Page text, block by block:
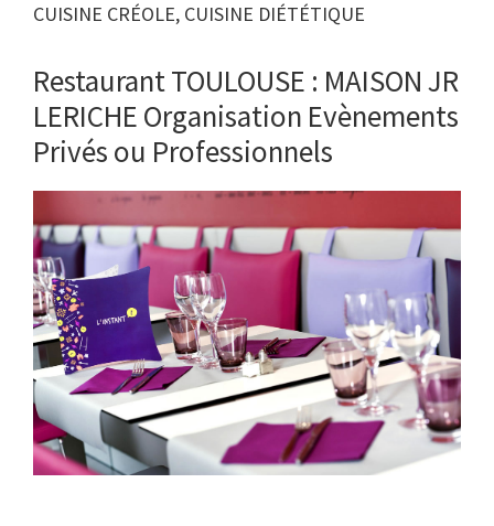
CUISINE CRÉOLE, CUISINE DIÉTÉTIQUE
Restaurant TOULOUSE : MAISON JR
LERICHE Organisation Evènements
Privés ou Professionnels